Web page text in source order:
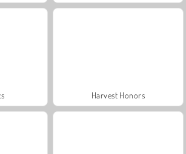
Harvest Honors